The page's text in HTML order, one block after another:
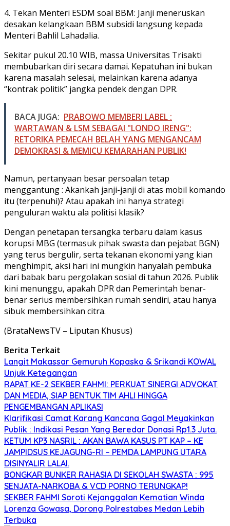
4. Tekan Menteri ESDM soal BBM: Janji meneruskan
desakan kelangkaan BBM subsidi langsung kepada
Menteri Bahlil Lahadalia.
Sekitar pukul 20.10 WIB, massa Universitas Trisakti
membubarkan diri secara damai. Kepatuhan ini bukan
karena masalah selesai, melainkan karena adanya
“kontrak politik” jangka pendek dengan DPR.
BACA JUGA: PRABOWO MEMBERI LABEL :
WARTAWAN & LSM SEBAGAI "LONDO IRENG":
RETORIKA PEMECAH BELAH YANG MENGANCAM
DEMOKRASI & MEMICU KEMARAHAN PUBLIK!
Namun, pertanyaan besar persoalan tetap
menggantung : Akankah janji-janji di atas mobil komando
itu (terpenuhi)? Atau apakah ini hanya strategi
penguluran waktu ala politisi klasik?
Dengan penetapan tersangka terbaru dalam kasus
korupsi MBG (termasuk pihak swasta dan pejabat BGN)
yang terus bergulir, serta tekanan ekonomi yang kian
menghimpit, aksi hari ini mungkin hanyalah pembuka
dari babak baru pergolakan sosial di tahun 2026. Publik
kini menunggu, apakah DPR dan Pemerintah benar-
benar serius membersihkan rumah sendiri, atau hanya
sibuk membersihkan citra.
(BrataNewsTV – Liputan Khusus)
Berita Terkait
Langit Makassar Gemuruh Kopaska & Srikandi KOWAL
Unjuk Ketegangan
RAPAT KE-2 SEKBER FAHMI: PERKUAT SINERGI ADVOKAT
DAN MEDIA, SIAP BENTUK TIM AHLI HINGGA
PENGEMBANGAN APLIKASI
Klarifikasi Camat Karang Kancana Gagal Meyakinkan
Publik : Indikasi Pesan Yang Beredar Donasi Rp1.3 Juta.
KETUM KP3 NASRIL : AKAN BAWA KASUS PT KAP – KE
JAMPIDSUS KEJAGUNG-RI – PEMDA LAMPUNG UTARA
DISINYALIR LALAI.
BONGKAR BUNKER RAHASIA DI SEKOLAH SWASTA : 995
SENJATA-NARKOBA & VCD PORNO TERUNGKAP!
SEKBER FAHMI Soroti Kejanggalan Kematian Winda
Lorenza Gowasa, Dorong Polrestabes Medan Lebih
Terbuka